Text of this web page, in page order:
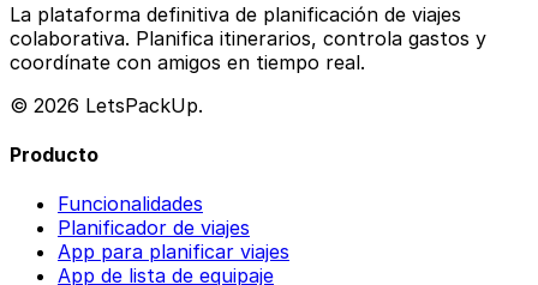
La plataforma definitiva de planificación de viajes
colaborativa. Planifica itinerarios, controla gastos y
coordínate con amigos en tiempo real.
© 2026 LetsPackUp.
Producto
Funcionalidades
Planificador de viajes
App para planificar viajes
App de lista de equipaje